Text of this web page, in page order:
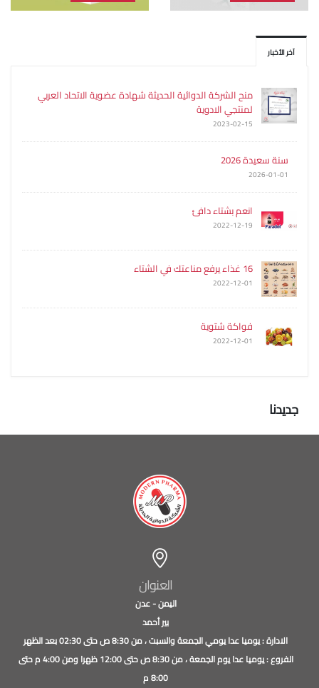
آخر الأخبار
منح الشركة الدوائية الحديثة شهادة عضوية الاتحاد العربي
لمنتجي الادوية
2023-02-15
سنة سعيدة 2026
2026-01-01
انعم بشتاء دافئ
2022-12-19
16 غذاء يرفع مناعتك في الشتاء
2022-12-01
فواكة شتوية
2022-12-01
جديدنا
العنوان
اليمن - عدن
بير أحمد
الادارة : يوميا عدا يومي الجمعة والسبت ، من 8:30 ص حتى 02:30 بعد الظهر
الفروع : يوميا عدا يوم الجمعة ، من 8:30 ص حتى 12:00 ظهرا ومن 4:00 م حتى
8:00 م